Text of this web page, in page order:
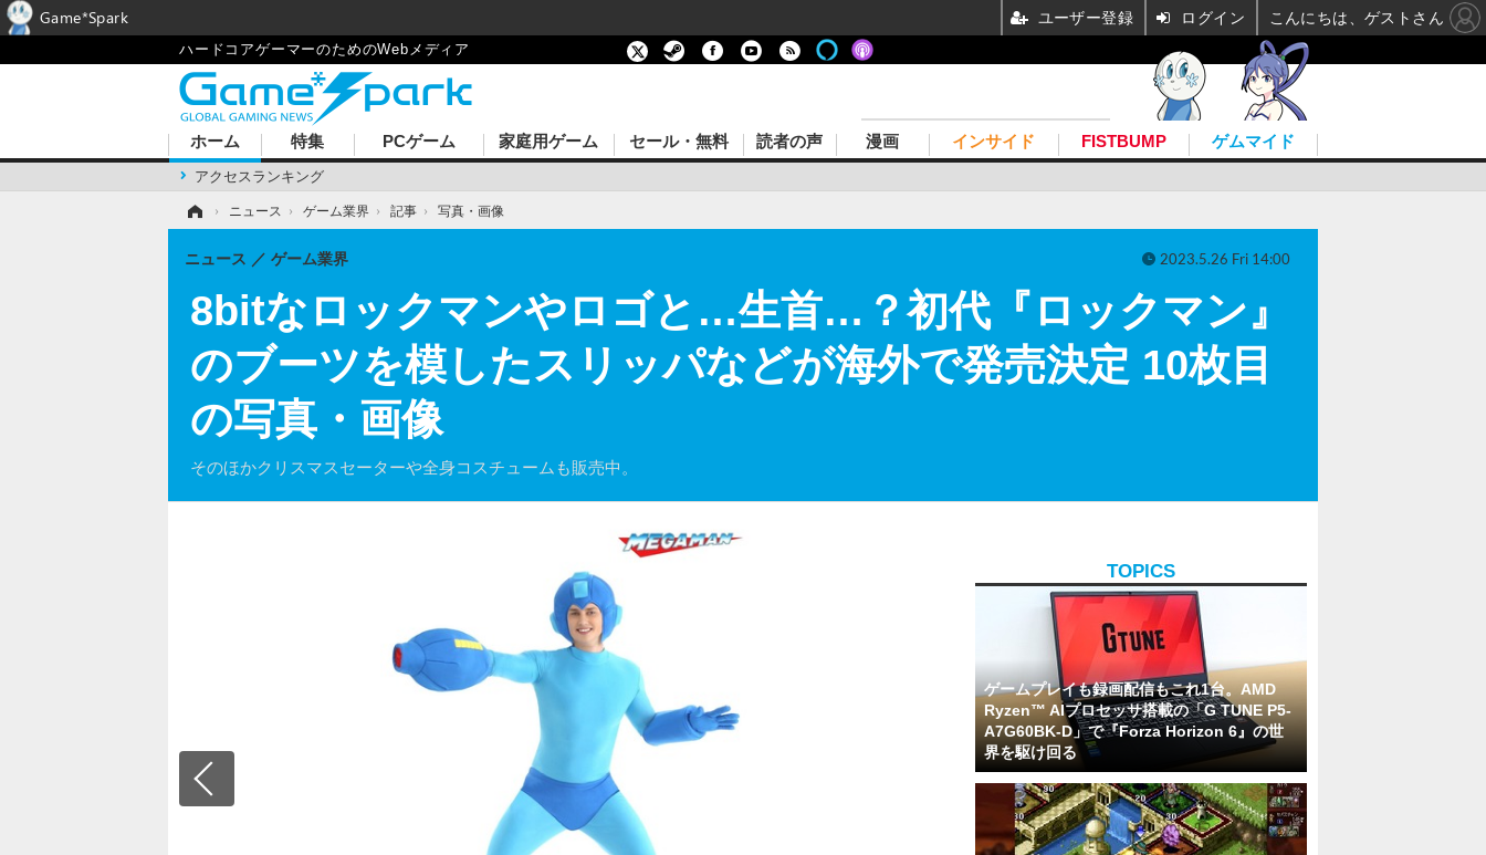
ハードコアゲーマーのためのWebメディア
ホーム
アクセスランキング
特集 PCゲーム 家庭用ゲーム セール・無料 読者の声 漫画 インサイド FISTBUMP ゲムマイド
› ニュース › ゲーム業界 › 記事 › 写真・画像
8bitなロックマンやロゴと…生首…？初代『ロックマン』
のブーツを模したスリッパなどが海外で発売決定 10枚目
の写真・画像
そのほかクリスマスセーターや全身コスチュームも販売中。
ニュース ゲーム業界 2023.5.26 Fri 14:00
TOPICS
ゲームプレイも録画配信もこれ1台。AMD
Ryzen™ AIプロセッサ搭載の「G TUNE P5-
A7G60BK-D」で『Forza Horizon 6』の世
界を駆け回る
Game*Spark ユーザー登録 ログイン こんにちは、ゲストさん